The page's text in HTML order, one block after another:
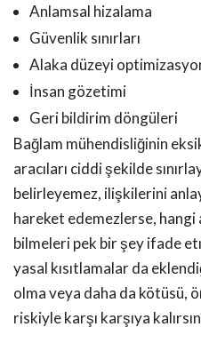
Anlamsal hizalama
Güvenlik sınırları
Alaka düzeyi
İnsan gözetimi
Geri bildirim döngüleri
Bağlam mühendisliğinin
aracıları ciddi şekilde
belirleyemez, ilişkilerini
hareket edemezlerse, hangi
bilmeleri pek bir şey ifade
yasal kısıtlamalar da
olma veya daha da kötüsü,
riskiyle karşı karşıya